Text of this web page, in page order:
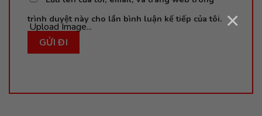
Upload Image... ×
trình duyệt này cho lần bình luận kế tiếp của tôi.